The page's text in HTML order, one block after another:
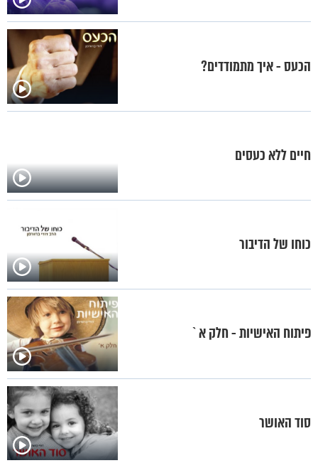
הכעס - איך מתמודדים?
חיים ללא כעסים
כוחו של הדיבור
פיתוח האישיות - חלק א`
סוד האושר